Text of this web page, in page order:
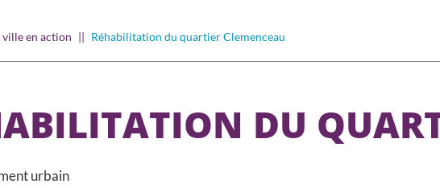
ville en action Réhabilitation du quartier Clemenceau
DU
urbain